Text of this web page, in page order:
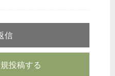
信
投稿する